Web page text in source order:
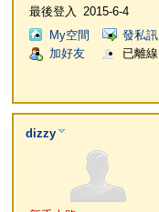
最後登入
2015-6-4
My空間
發私訊
加好友
已離線
dizzy